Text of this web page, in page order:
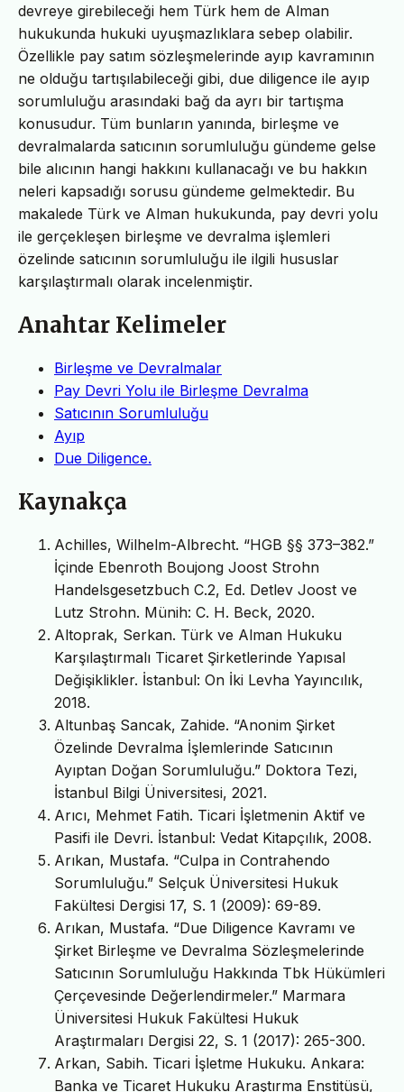
devreye girebileceği hem Türk hem de Alman
hukukunda hukuki uyuşmazlıklara sebep olabilir.
Özellikle pay satım sözleşmelerinde ayıp kavramının
ne olduğu tartışılabileceği gibi, due diligence ile ayıp
sorumluluğu arasındaki bağ da ayrı bir tartışma
konusudur. Tüm bunların yanında, birleşme ve
devralmalarda satıcının sorumluluğu gündeme gelse
bile alıcının hangi hakkını kullanacağı ve bu hakkın
neleri kapsadığı sorusu gündeme gelmektedir. Bu
makalede Türk ve Alman hukukunda, pay devri yolu
ile gerçekleşen birleşme ve devralma işlemleri
özelinde satıcının sorumluluğu ile ilgili hususlar
karşılaştırmalı olarak incelenmiştir.
Anahtar Kelimeler
Birleşme ve Devralmalar
Pay Devri Yolu ile Birleşme Devralma
Satıcının Sorumluluğu
Ayıp
Due Diligence.
Kaynakça
Achilles, Wilhelm-Albrecht. “HGB §§ 373–382.”
İçinde Ebenroth Boujong Joost Strohn
Handelsgesetzbuch C.2, Ed. Detlev Joost ve
Lutz Strohn. Münih: C. H. Beck, 2020.
Altoprak, Serkan. Türk ve Alman Hukuku
Karşılaştırmalı Ticaret Şirketlerinde Yapısal
Değişiklikler. İstanbul: On İki Levha Yayıncılık,
2018.
Altunbaş Sancak, Zahide. “Anonim Şirket
Özelinde Devralma İşlemlerinde Satıcının
Ayıptan Doğan Sorumluluğu.” Doktora Tezi,
İstanbul Bilgi Üniversitesi, 2021.
Arıcı, Mehmet Fatih. Ticari İşletmenin Aktif ve
Pasifi ile Devri. İstanbul: Vedat Kitapçılık, 2008.
Arıkan, Mustafa. “Culpa in Contrahendo
Sorumluluğu.” Selçuk Üniversitesi Hukuk
Fakültesi Dergisi 17, S. 1 (2009): 69-89.
Arıkan, Mustafa. “Due Diligence Kavramı ve
Şirket Birleşme ve Devralma Sözleşmelerinde
Satıcının Sorumluluğu Hakkında Tbk Hükümleri
Çerçevesinde Değerlendirmeler.” Marmara
Üniversitesi Hukuk Fakültesi Hukuk
Araştırmaları Dergisi 22, S. 1 (2017): 265-300.
Arkan, Sabih. Ticari İşletme Hukuku. Ankara:
Banka ve Ticaret Hukuku Araştırma Enstitüsü,